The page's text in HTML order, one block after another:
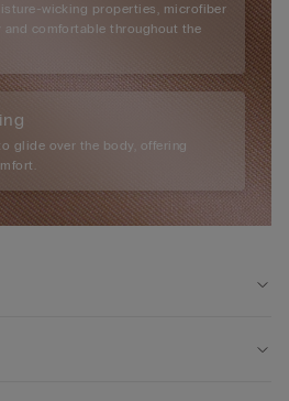
wicking properties, microfiber
and comfortable throughout the
glide over the body, offering